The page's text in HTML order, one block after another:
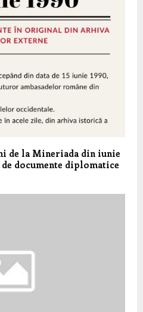
de la Mineriada din iunie
documente diplomatice